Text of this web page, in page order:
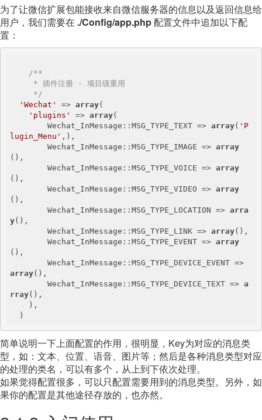
为了让微信扩展包能接收来自微信服务器的信息以及返回信息给
用户，我们需要在 ./Config/app.php配置文件中追加以下配
置：
/**
     */
'Wechat'
=> array(
'plugins'
=> array(
        Wechat_InMessage::MSG_TYPE_TEXT =>
array( 'P
lugin_Menu' ,),
        Wechat_InMessage::MSG_TYPE_IMAGE =>
array
(),
        Wechat_InMessage::MSG_TYPE_VOICE =>
array
(),
        Wechat_InMessage::MSG_TYPE_VIDEO =>
array
(),
        Wechat_InMessage::MSG_TYPE_LOCATION =>
arra
y(),
        Wechat_InMessage::MSG_TYPE_LINK =>
array(),
        Wechat_InMessage::MSG_TYPE_EVENT =>
array
(),
array(),
        Wechat_InMessage::MSG_TYPE_DEVICE_TEXT =>
a
rray(),
简单说明一下上面配置的作用，很明显，Key为对应的消息类
型，如：文本、位置、语音、图片等；然后是各种消息类型对应
的处理的类名，可以有多个，从上到下依次处理。
如果觉得配置很多，可以只配置需要用到的消息类型。另外，如
果你的配置是其他途径存放的，也亦然。